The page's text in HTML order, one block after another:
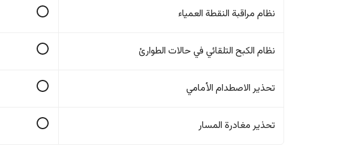
نظام مراقبة النقطة العمياء
نظام الكبح التلقائي في حالات الطوارئ
تحذير الاصطدام الأمامي
تحذير مغادرة المسار